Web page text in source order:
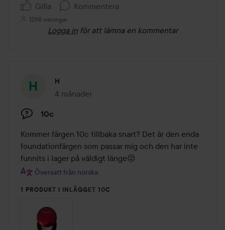
Gilla
Kommentera
1298 visningar
Logga in för att lämna en kommentar
H
4 månader
Inlägget skapades 4 månader
10c
Kommer färgen 10c tillbaka snart? Det är den enda
foundationfärgen som passar mig och den har inte
funnits i lager på väldigt länge😔
Översatt från norska
1 PRODUKT I INLÄGGET 10C